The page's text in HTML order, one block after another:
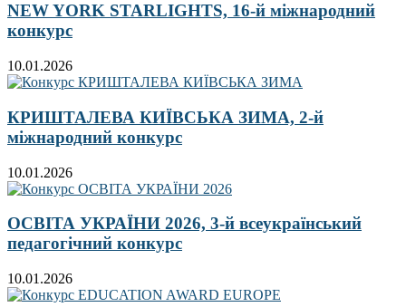
NEW YORK STARLIGHTS, 16-й міжнародний
конкурс
10.01.2026
КРИШТАЛЕВА КИЇВСЬКА ЗИМА, 2-й
міжнародний конкурс
10.01.2026
ОСВІТА УКРАЇНИ 2026, 3-й всеукраїнський
педагогічний конкурс
10.01.2026